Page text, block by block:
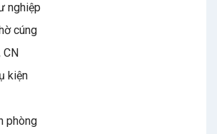
nghiệp
cúng
CN
kiện
phòng